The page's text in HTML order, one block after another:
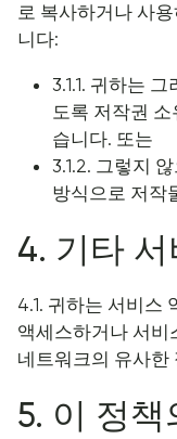
로 복사하거나 사
니다:
3.1.1. 귀하는
도록 저작권
습니다. 또는
3.1.2. 그렇지
방식으로 저작
4. 기타
4.1. 귀하는 서비스
액세스하거나 서비
네트워크의 유사한
5. 이 정책